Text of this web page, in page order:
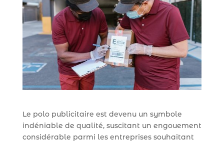
Le polo publicitaire est devenu un symbole
indéniable de qualité, suscitant un engouement
considérable parmi les entreprises souhaitant